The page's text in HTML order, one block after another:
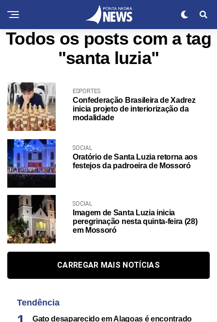
Todos os posts com a tag
"santa luzia"
ESPORTES
Confederação Brasileira de Xadrez
inicia projeto de interiorização da
modalidade
SOCIAL
Oratório de Santa Luzia retorna aos
festejos da padroeira de Mossoró
SOCIAL
Imagem de Santa Luzia inicia
peregrinação nesta quinta-feira (28)
em Mossoró
CARREGAR MAIS NOTÍCIAS
Tendência
Gato desaparecido em Alagoas é encontrado